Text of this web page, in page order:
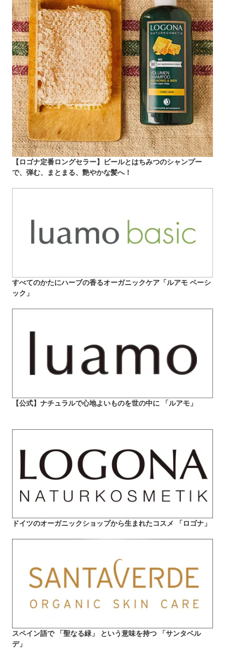
【ロゴナ定番ロングセラー】ビールとはちみつのシャンプー
で、弾む、まとまる、艶やかな髪へ！
すべてのかたにハーブの香るオーガニックケア「ルアモ ベーシ
ック」
【公式】ナチュラルで心地よいものを世の中に 「ルアモ」
ドイツのオーガニックショップから生まれたコスメ 「ロゴナ」
スペイン語で 「聖なる緑」 という意味を持つ 「サンタベル
デ」